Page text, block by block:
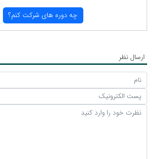
چه دوره های شركت كنم؟
ارسال نظر